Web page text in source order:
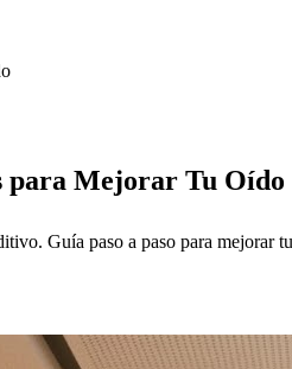
para Mejorar Tu Oído
Guía paso a paso para mejorar